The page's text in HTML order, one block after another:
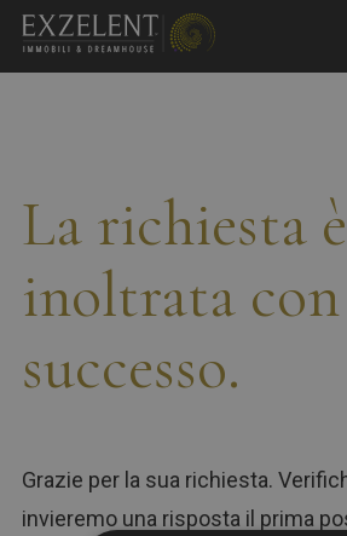
La richiesta
inoltrata con
successo.
Grazie per la sua richiesta.
invieremo una risposta il prima